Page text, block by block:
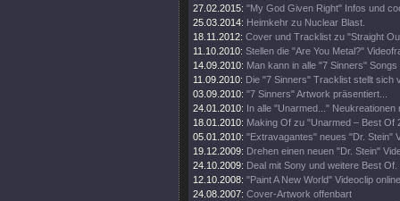
27.02.2015: "My God Given Right" Infos und
25.03.2014: Heimkehr zu Nuclear Blast.
18.11.2012: Cover und Tracklist zu "Straight
11.10.2010: Stellen die "Are You Metal?"
14.09.2010: Man kann in alle "7 Sinners"
11.09.2010: Die "7 Sinners" Tracklist stellt sich
03.09.2010: "7 Sinners" Artwork präsentiert...
24.01.2010: In alle "Unarmed..." Neukreationen
18.01.2010: Making Of zu "Unarmed – Best Of
05.01.2010: "Extravagantes" neues "Dr. Stein"
19.12.2009: Drehen einen neuen "Dr. Stein"
24.10.2009: Deal mit Sony und weitere Best Of.
12.10.2008: "Paint A New World" Videoclip
24.08.2007: Cover-Artwork offenbart